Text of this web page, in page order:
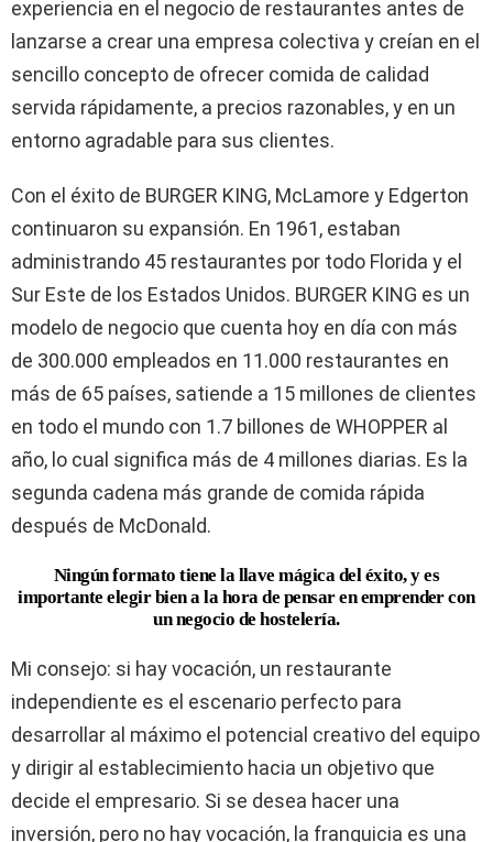
experiencia en el negocio de restaurantes antes de
lanzarse a crear una empresa colectiva y creían en el
sencillo concepto de ofrecer comida de calidad
servida rápidamente, a precios razonables, y en un
entorno agradable para sus clientes.
Con el éxito de BURGER KING, McLamore y Edgerton
continuaron su expansión. En 1961, estaban
administrando 45 restaurantes por todo Florida y el
Sur Este de los Estados Unidos. BURGER KING es un
modelo de negocio que cuenta hoy en día con más
de 300.000 empleados en 11.000 restaurantes en
más de 65 países, satiende a 15 millones de clientes
en todo el mundo con 1.7 billones de WHOPPER al
año, lo cual significa más de 4 millones diarias. Es la
segunda cadena más grande de comida rápida
después de McDonald.
Ningún formato tiene la llave mágica del éxito, y es
importante elegir bien a la hora de pensar en emprender con
un negocio de hostelería.
Mi consejo: si hay vocación, un restaurante
independiente es el escenario perfecto para
desarrollar al máximo el potencial creativo del equipo
y dirigir al establecimiento hacia un objetivo que
decide el empresario. Si se desea hacer una
inversión, pero no hay vocación, la franquicia es una